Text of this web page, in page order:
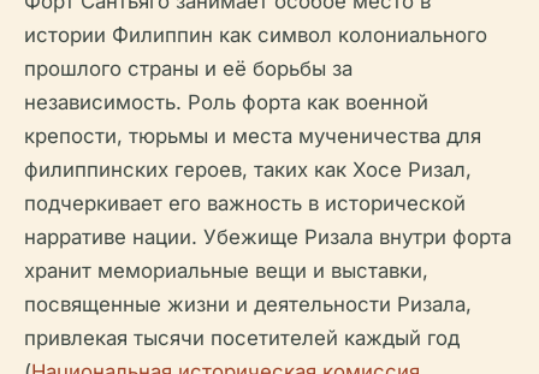
истории Филиппин как символ колониального
прошлого страны и её борьбы за
независимость. Роль форта как военной
крепости, тюрьмы и места мученичества для
филиппинских героев, таких как Хосе Ризал,
подчеркивает его важность в исторической
нарративе нации. Убежище Ризала внутри форта
хранит мемориальные вещи и выставки,
посвященные жизни и деятельности Ризала,
привлекая тысячи посетителей каждый год